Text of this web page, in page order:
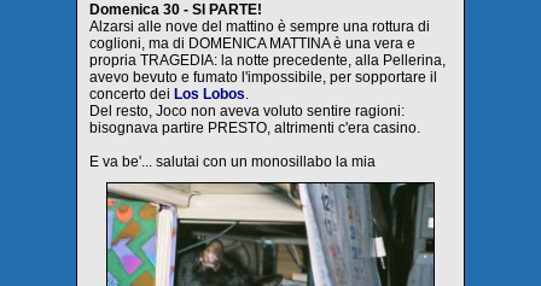
Domenica 30 - SI PARTE!
Alzarsi alle nove del mattino è sempre una rottura di
coglioni, ma di DOMENICA MATTINA è una vera e
propria TRAGEDIA: la notte precedente, alla Pellerina,
avevo bevuto e fumato l'impossibile, per sopportare il
concerto dei Los Lobos.
Del resto, Joco non aveva voluto sentire ragioni:
bisognava partire PRESTO, altrimenti c'era casino.
E va be'... salutai con un monosillabo la mia